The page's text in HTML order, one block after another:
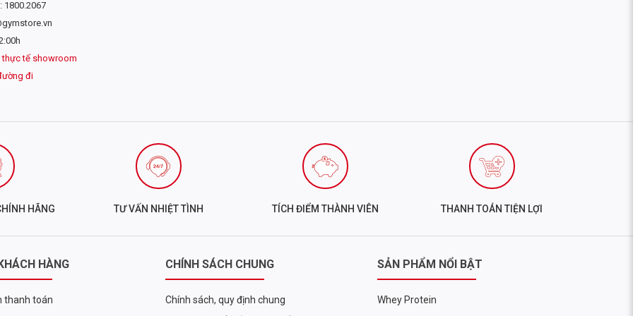
tốt hơn
khí
bỏ vi khuẩn phát triển.
mục Phụ kiện
WOMEN'S FLEXFIT ANTIMICROBIAL GLOVES
1800.2067
thực tế showroom
đi
HÃNG TƯ VẤN NHIỆT TÌNH TÍCH ĐIỂM THÀNH VIÊN THANH TOÁN TIỆN LỢI
HÀNG
thanh toán
CHÍNH SÁCH CHUNG
Chính sách, quy định chung
SẢN PHẨM NỔI BẬT
Whey Protein